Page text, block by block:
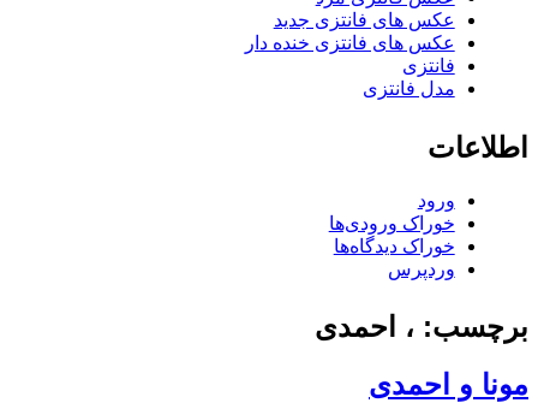
عکس های فانتزی جدید
عکس های فانتزی خنده دار
فانتزی
مدل فانتزی
اطلاعات
ورود
خوراک ورودی‌ها
خوراک دیدگاه‌ها
وردپرس
برچسب: ، احمدی
مونا و احمدی